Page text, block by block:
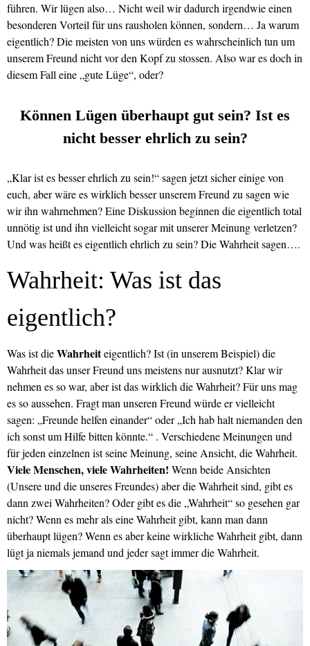
führen. Wir lügen also… Nicht weil wir dadurch irgendwie einen
besonderen Vorteil für uns rausholen können, sondern… Ja warum
eigentlich? Die meisten von uns würden es wahrscheinlich tun um
unserem Freund nicht vor den Kopf zu stossen. Also war es doch in
diesem Fall eine „gute Lüge“, oder?
Können Lügen überhaupt gut sein? Ist es
nicht besser ehrlich zu sein?
„Klar ist es besser ehrlich zu sein!“ sagen jetzt sicher einige von
euch, aber wäre es wirklich besser unserem Freund zu sagen wie
wir ihn wahrnehmen? Eine Diskussion beginnen die eigentlich total
unnötig ist und ihn vielleicht sogar mit unserer Meinung verletzen?
Und was heißt es eigentlich ehrlich zu sein? Die Wahrheit sagen….
Wahrheit: Was ist das
eigentlich?
Was ist dieWahrheiteigentlich? Ist (in unserem Beispiel) die
Wahrheit das unser Freund uns meistens nur ausnutzt? Klar wir
nehmen es so war, aber ist das wirklich die Wahrheit? Für uns mag
es so aussehen. Fragt man unseren Freund würde er vielleicht
sagen: „Freunde helfen einander“ oder „Ich hab halt niemanden den
ich sonst um Hilfe bitten könnte.“ . Verschiedene Meinungen und
für jeden einzelnen ist seine Meinung, seine Ansicht, die Wahrheit.
Viele Menschen, viele Wahrheiten! Wenn beide Ansichten
(Unsere und die unseres Freundes) aber die Wahrheit sind, gibt es
dann zwei Wahrheiten? Oder gibt es die „Wahrheit“ so gesehen gar
nicht? Wenn es mehr als eine Wahrheit gibt, kann man dann
überhaupt lügen? Wenn es aber keine wirkliche Wahrheit gibt, dann
lügt ja niemals jemand und jeder sagt immer die Wahrheit.